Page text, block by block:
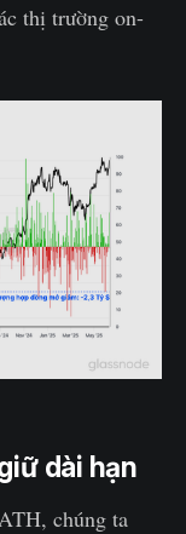
thị trường on-
dài hạn
chúng ta